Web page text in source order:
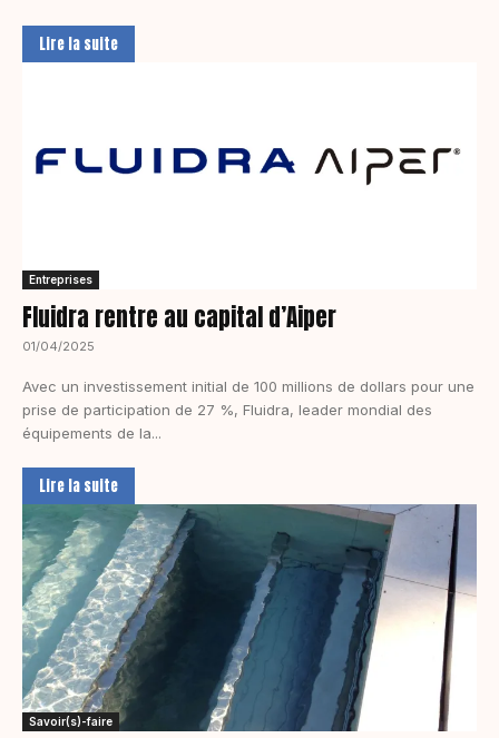
Lire la suite
Entreprises
Fluidra rentre au capital d’Aiper
01/04/2025
Avec un investissement initial de 100 millions de dollars pour une
prise de participation de 27 %, Fluidra, leader mondial des
équipements de la...
Lire la suite
Savoir(s)-faire